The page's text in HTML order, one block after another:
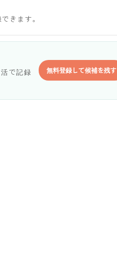
きます。
で記録
無料登録して候補を残す